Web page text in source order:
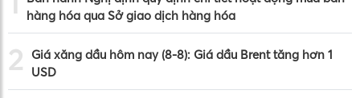
hàng hóa qua Sở giao dịch hàng hóa
2
Giá xăng dầu hôm nay (8-8): Giá dầu Brent tăng hơn 1
USD